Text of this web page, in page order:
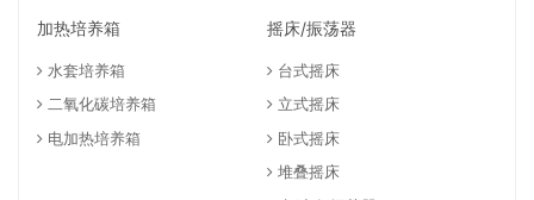
加热培养箱
水套培养箱
二氧化碳培养箱
电加热培养箱
摇床/振荡器
台式摇床
立式摇床
卧式摇床
堆叠摇床